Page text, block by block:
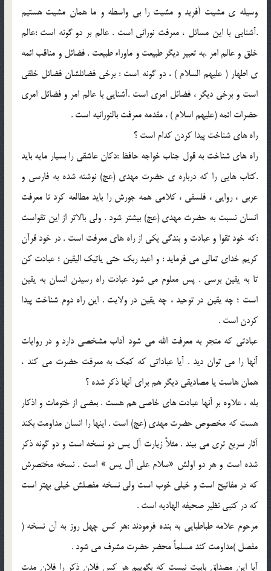
وسيله ي مشيت آفريد و مشيت را بي واسطه و ما همان مشيت هستيم
.آشنايي با اين مسائل ، معرفت نوراني است . عالم بر دو گونه است :عالم
خلق و عالم امر .به تعبير ديگر طبيعت و ماوراء طبيعت . فضائل و مناقب ائمه
ي اطهار ( عليهم السلام ) ، دو گونه است : برخي فضائلشان فضائل خلقي
است و برخي ديگر ، فضائل امري است .آشنايي با عالم امر و فضائل امري
حضرات ائمه (عليهم اسلام ) ، مقدمه معرفت بالنورانيه است .
راه هاي شناخت پيدا کردن کدام است ؟
راه هاي شناخت به قول جناب خواجه حافظ :دکان عاشقي را بسيار مايه بايد
.کتاب هايي را که درباره ي حضرت مهدي (عج) نوشته شده به فارسي و
عربي ، روايي ، فلسفي ، کلامي همه جورش را بايد مطالعه کرد تا معرفت
انسان نسبت به حضرت مهدي (عج) بيشتر شود . ولي بالاتر از اين تقواست
:که خود تقوا و عبادت و بندگي يکي از راه هاي معرفت است . در خود قرآن
کريم خداي تعالي مي فرمايد : و اعبد ربک حتي ياتيک اليقين ؛ عبادت کن
تا به يقين برسي . پس معلوم مي شود عبادت راه رسيدن انسان به يقين
است ؛ چه يقين در توحيد ، چه يقين در ولايت . اين راه دوم شناخت پيدا
کردن است .
عبادتي که منجر به معرفت الله مي شود آداب مشخصي دارد و در روايات
آنها را مي توان ديد . آيا عباداتي که کمک به معرفت حضرت مي کند ،
همان هاست يا مصاديقي ديگر هم براي آنها ذکر شده ؟
بله ، علاوه بر آنها عبادت هاي خاصي هم هست . بعضي از ختومات و اذکار
هست که مخصوص حضرت مهدي (عج) است . اينها را انسان مداومت بکند
آثار سريع تري مي بيند . مثلاً زيارت آل يس دو نسخه است و دو گونه ذکر
شده است و هر دو اولش «سلام علي آل يس » است . نسخه مختصرش
که در مفاتيح است و خيلي خوب است ولي نسخه مفصلش خيلي بهتر است
که در کتبي نظير صحيفه الهاديه است .
مرحوم علامه طباطبايي به بنده فرمودند :هر کس چهل روز به آن نسخه (
مفصل )مداومت کند مسلماً محضر حضرت مشرف مي شود .
آيا اين مصداق بابيت نيست که بگوييم هر کس فلان ذکر را فلان مدت